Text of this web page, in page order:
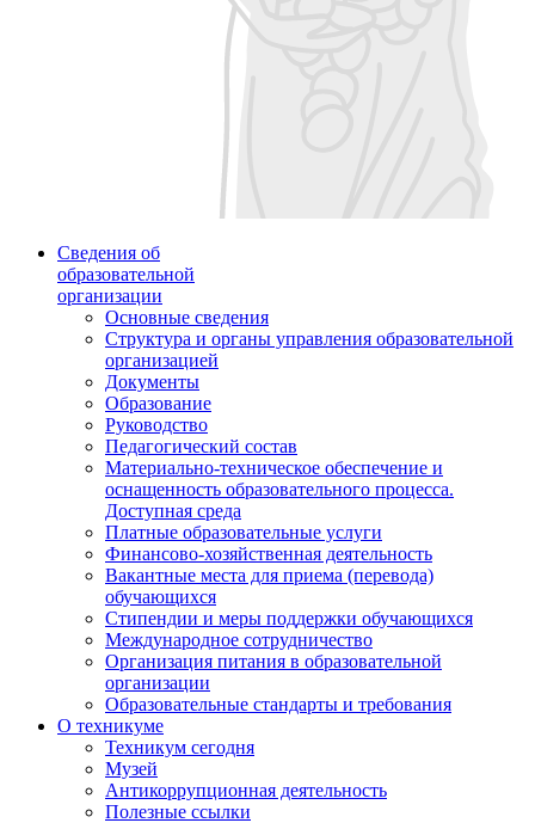
Сведения об
образовательной
организации
Основные сведения
Структура и органы управления образовательной
организацией
Документы
Образование
Руководство
Педагогический состав
Материально-техническое обеспечение и
оснащенность образовательного процесса.
Доступная среда
Платные образовательные услуги
Финансово-хозяйственная деятельность
Вакантные места для приема (перевода)
обучающихся
Стипендии и меры поддержки обучающихся
Международное сотрудничество
Организация питания в образовательной
организации
Образовательные стандарты и требования
О техникуме
Техникум сегодня
Музей
Антикоррупционная деятельность
Полезные ссылки